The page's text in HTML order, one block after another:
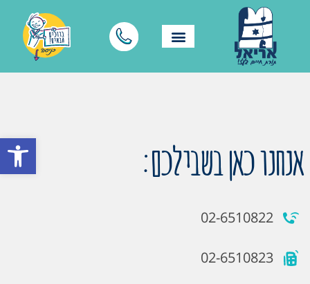
פתח אנחנו כאן בשבילכם:
02-6510822
02-6510823